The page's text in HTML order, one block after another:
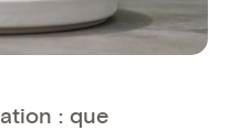
: que